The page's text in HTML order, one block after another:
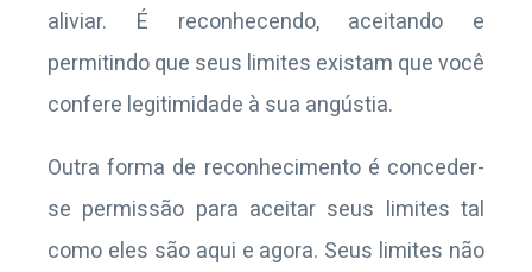
aliviar. É reconhecendo, aceitando e
permitindo que seus limites existam que você
confere legitimidade à sua angústia.
Outra forma de reconhecimento é conceder-
se permissão para aceitar seus limites tal
como eles são aqui e agora. Seus limites não